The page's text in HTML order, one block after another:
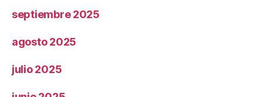
septiembre 2025
agosto 2025
julio 2025